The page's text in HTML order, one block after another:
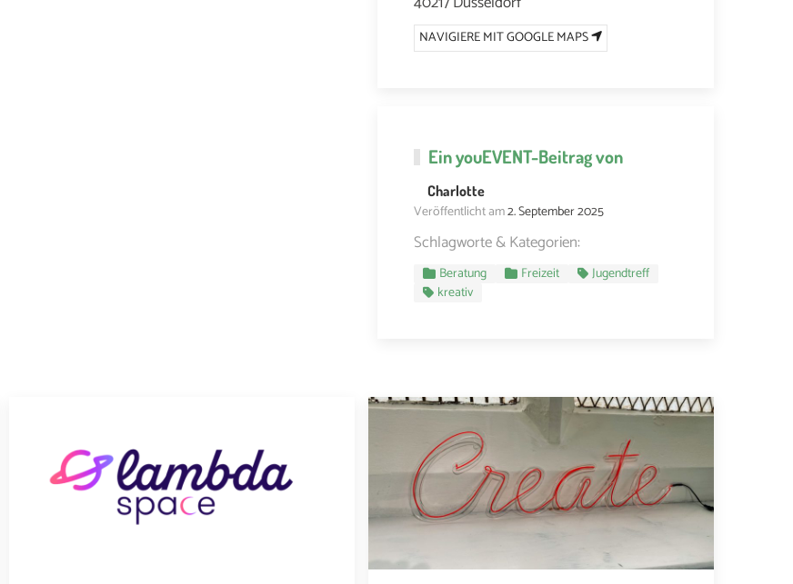
NAVIGIERE MIT GOOGLE MAPS
EinyouEVENT-Beitrag von
Charlotte
Veröffentlicht am2. September 2025
Schlagworte & Kategorien:
Beratung Freizeit
Jugendtreff
kreativ